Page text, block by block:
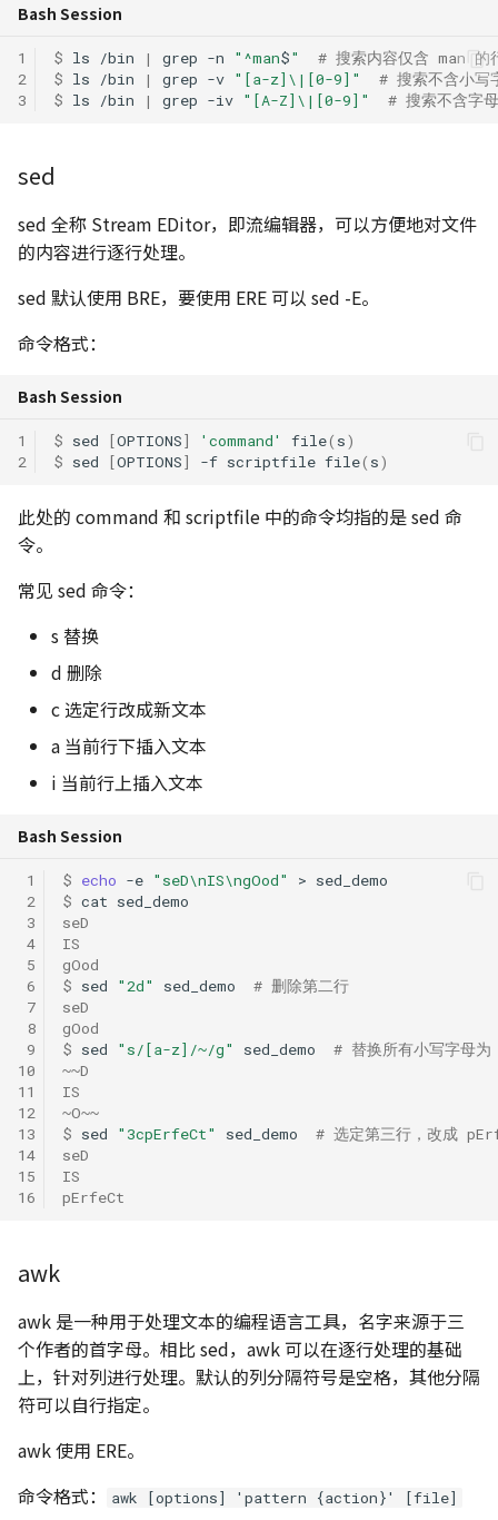
Bash Session
1
2
3
$ ls /bin | grep -n "^man$"
# 搜索内容仅含 man 的
$ ls /bin | grep -v "[a-z]\|[0-9]"
# 搜索不含小写
$ ls /bin | grep -iv "[A-Z]\|[0-9]" # 搜索不含字
sed
sed 全称 Stream EDitor，即流编辑器，可以方便地对文件
的内容进行逐行处理。
sed 默认使用 BRE，要使用 ERE 可以 sed -E。
命令格式：
Bash Session
1
2
$ sed [OPTIONS] 'command' file( s)
$ sed [OPTIONS] -f scriptfile file( s)
此处的 command 和 scriptfile 中的命令均指的是 sed 命
令。
常见 sed 命令：
s 替换
d 删除
c 选定行改成新文本
a 当前行下插入文本
i 当前行上插入文本
Bash Session
1
2
3
4
5
6
7
8
9
10
11
12
13
14
15
16
$ echo -e "seD\nIS\ngOod" >
$ cat
seD
IS
gOod
$ sed "2d" sed_demo
# 删除第二行
seD
gOod
$ sed "s/[a-z]/~/g" sed_demo
# 替换所有小写字母
~~D
IS
~O~~
$ sed "3cpErfeCt" sed_demo
# 选定第三行，改成
seD
IS
pErfeCt
awk
awk 是一种用于处理文本的编程语言工具，名字来源于三
个作者的首字母。相比 sed，awk 可以在逐行处理的基础
上，针对列进行处理。默认的列分隔符号是空格，其他分隔
符可以自行指定。
awk 使用 ERE。
命令格式：
awk [options] 'pattern {action}' [file]